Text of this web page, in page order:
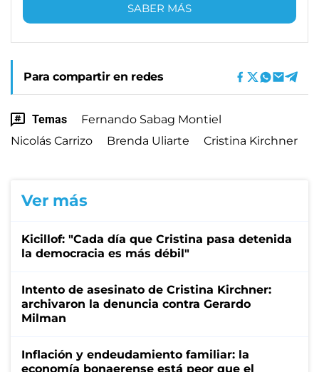
SABER MÁS
Para compartir en redes
Temas
Fernando Sabag Montiel
Nicolás Carrizo
Brenda Uliarte Cristina Kirchner
Ver más
Kicillof: "Cada día que Cristina pasa detenida
la democracia es más débil"
Intento de asesinato de Cristina Kirchner:
archivaron la denuncia contra Gerardo
Milman
Inflación y endeudamiento familiar: la
economía bonaerense está peor que el